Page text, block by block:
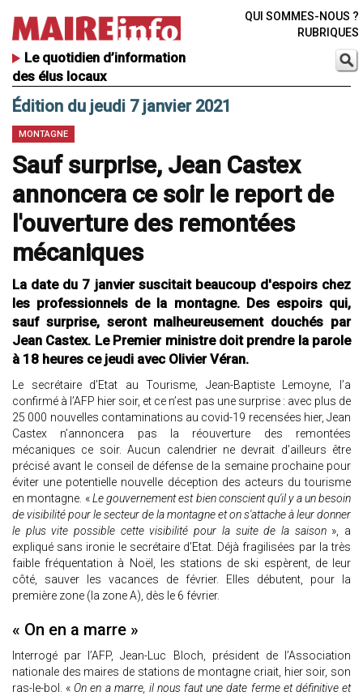
Le quotidien d’information
des élus locaux
QUI SOMMES-NOUS ?
RUBRIQUES
Édition du jeudi 7 janvier 2021
MONTAGNE
Sauf surprise, Jean Castex
annoncera ce soir le report de
l'ouverture des remontées
mécaniques
La date du 7 janvier suscitait beaucoup d'espoirs chez
les professionnels de la montagne. Des espoirs qui,
sauf surprise, seront malheureusement douchés par
Jean Castex. Le Premier ministre doit prendre la parole
à 18 heures ce jeudi avec Olivier Véran.
Le secrétaire d’Etat au Tourisme, Jean-Baptiste Lemoyne, l’a
confirmé à l’AFP hier soir, et ce n’est pas une surprise : avec plus de
25 000 nouvelles contaminations au covid-19 recensées hier, Jean
Castex n’annoncera pas la réouverture des remontées
mécaniques ce soir. Aucun calendrier ne devrait d’ailleurs être
précisé avant le conseil de défense de la semaine prochaine pour
éviter une potentielle nouvelle déception des acteurs du tourisme
en montagne. «Le gouvernement est bien conscient qu'il y a un besoin
de visibilité pour le secteur de la montagne et on s'attache à leur donner
le plus vite possible cette visibilité pour la suite de la saison», a
expliqué sans ironie le secrétaire d’Etat. Déjà fragilisées par la très
faible fréquentation à Noël, les stations de ski espèrent, de leur
côté, sauver les vacances de février. Elles débutent, pour la
première zone (la zone A), dès le 6 février.
« On en a marre »
Interrogé par l’AFP, Jean-Luc Bloch, président de l’Association
nationale des maires de stations de montagne criait, hier soir, son
ras-le-bol. «On en a marre, il nous faut une date ferme et définitive et